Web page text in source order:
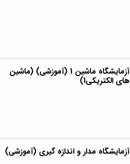
آزمایشگاه ماشین 1 (آموزشی) (ماشین
های الکتریکی1)
آزمایشگاه مدار و اندازه گیری (آموزشی)